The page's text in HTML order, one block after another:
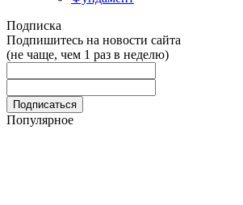
Подписка
Подпишитесь на новости сайта
(не чаще, чем 1 раз в неделю)
Популярное